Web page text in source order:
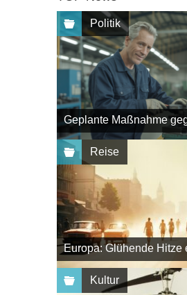
Politik
Geplante Maßnahme
Reise
Europa: Glühende Hitze
Kultur